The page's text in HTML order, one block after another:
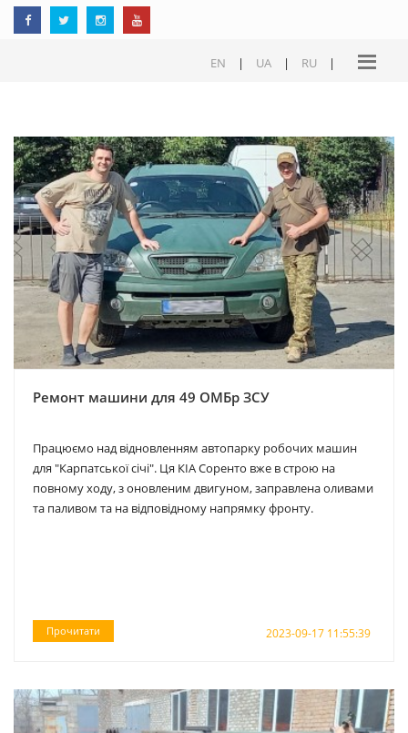
EN | UA | RU |
Ремонт машини для 49 ОМБр ЗСУ
Працюємо над відновленням автопарку робочих машин
для "Карпатської січі". Ця КІА Соренто вже в строю на
повному ходу, з оновленим двигуном, заправлена оливами
та паливом та на відповідному напрямку фронту.
Прочитати 2023-09-17 11:55:39